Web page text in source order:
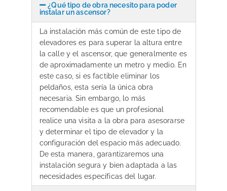
¿Qué tipo de obra necesito para poder
instalar un ascensor?
La instalación más común de este tipo de
elevadores es para superar la altura entre
la calle y el ascensor, que generalmente es
de aproximadamente un metro y medio. En
este caso, si es factible eliminar los
peldaños, esta sería la única obra
necesaria. Sin embargo, lo más
recomendable es que un profesional
realice una visita a la obra para asesorarse
y determinar el tipo de elevador y la
configuración del espacio más adecuado.
De esta manera, garantizaremos una
instalación segura y bien adaptada a las
necesidades específicas del lugar.